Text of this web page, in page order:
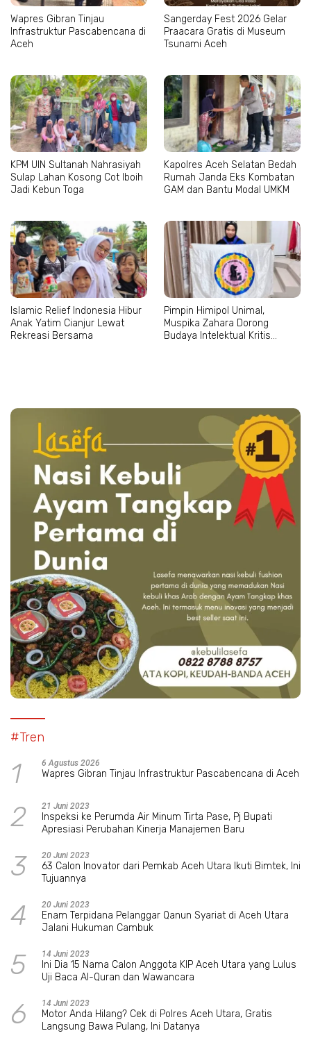
Wapres Gibran Tinjau
Infrastruktur Pascabencana di
Aceh
Sangerday Fest 2026 Gelar
Praacara Gratis di Museum
Tsunami Aceh
KPM UIN Sultanah Nahrasiyah
Sulap Lahan Kosong Cot Iboih
Jadi Kebun Toga
Kapolres Aceh Selatan Bedah
Rumah Janda Eks Kombatan
GAM dan Bantu Modal UMKM
Islamic Relief Indonesia Hibur
Anak Yatim Cianjur Lewat
Rekreasi Bersama
Pimpin Himipol Unimal,
Muspika Zahara Dorong
Budaya Intelektual Kritis
#Tren
1 6 Agustus 2026
Wapres Gibran Tinjau Infrastruktur Pascabencana di Aceh
2 21 Juni 2023
Inspeksi ke Perumda Air Minum Tirta Pase, Pj Bupati
Apresiasi Perubahan Kinerja Manajemen Baru
3 20 Juni 2023
63 Calon Inovator dari Pemkab Aceh Utara Ikuti Bimtek, Ini
Tujuannya
4 20 Juni 2023
Enam Terpidana Pelanggar Qanun Syariat di Aceh Utara
Jalani Hukuman Cambuk
5 14 Juni 2023
Ini Dia 15 Nama Calon Anggota KIP Aceh Utara yang Lulus
Uji Baca Al-Quran dan Wawancara
6 14 Juni 2023
Motor Anda Hilang? Cek di Polres Aceh Utara, Gratis
Langsung Bawa Pulang, Ini Datanya